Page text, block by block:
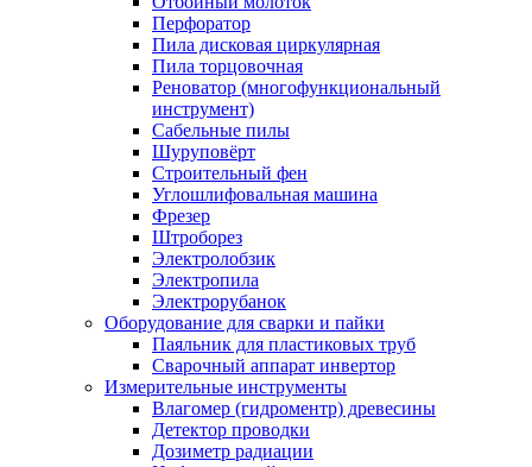
Перфоратор
Пила дисковая циркулярная
Пила торцовочная
Реноватор (многофункциональный
инструмент)
Сабельные пилы
Шуруповёрт
Строительный фен
Углошлифовальная машина
Фрезер
Штроборез
Электролобзик
Электропила
Электрорубанок
Оборудование для сварки и пайки
Паяльник для пластиковых труб
Сварочный аппарат инвертор
Измерительные инструменты
Влагомер (гидроментр) древесины
Детектор проводки
Дозиметр радиации